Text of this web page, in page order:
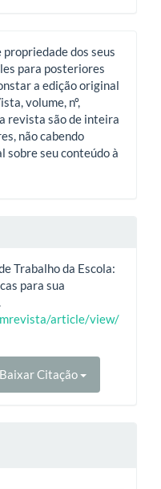
dos seus
para posteriores
a edição original
volume, nº,
revista são de inteira
não cabendo
sobre seu conteúdo à
Trabalho da Escola:
para sua
article/view/
Baixar Citação